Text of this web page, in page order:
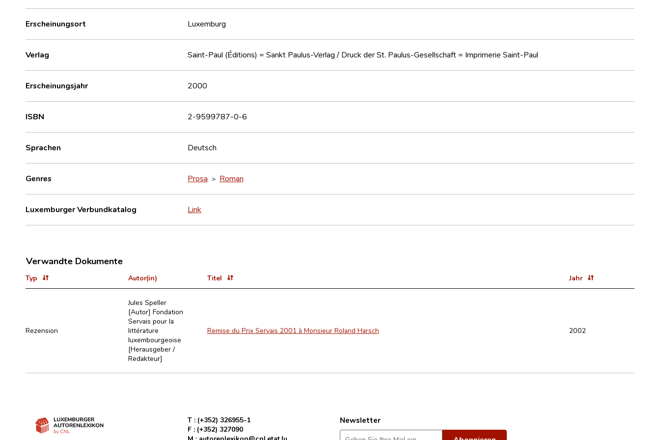
Erscheinungsort Luxemburg
Verlag Saint-Paul (Éditions) = Sankt Paulus-Verlag / Druck der St. Paulus-Gesellschaft = Imprimerie Saint-Paul
Erscheinungsjahr 2000
ISBN 2-9599787-0-6
Sprachen Deutsch
Genres Prosa > Roman
Luxemburger Verbundkatalog Link
Verwandte Dokumente
Typ Autor(in) Titel Jahr
Rezension
Jules Speller
[Autor] Fondation
Servais pour la
littérature
luxembourgeoise
[Herausgeber /
Redakteur]
Remise du Prix Servais 2001 à Monsieur Roland Harsch 2002
T : (+352) 326955-1
F : (+352) 327090
Newsletter